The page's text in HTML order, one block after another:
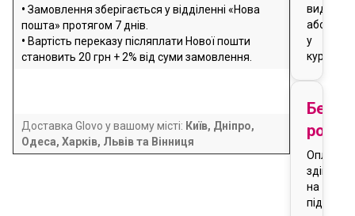
• Замовлення зберігається у відділенні «Нова
пошта» протягом 7 днів.
• Вартість переказу післяплати Нової пошти
становить 20 грн + 2% від суми замовлення.
Доставка Glovo у вашому місті: Київ, Дніпро,
Одеса, Харків, Львів та Вінниця
видачі
або
у
кур'єра
Оплата
на
підставі